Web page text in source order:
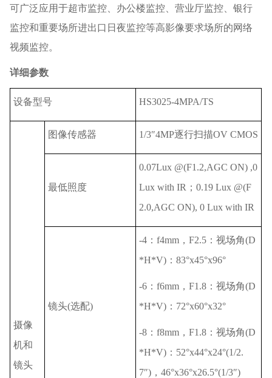
可广泛应用于超市监控、办公楼监控、营业厅监控、银行
监控和重要场所进出口日夜监控等高影像要求场所的网络
视频监控。
详细参数
设备型号 HS3025-4MPA/TS
摄像
机和
镜头
图像传感器 1/3″4MP逐行扫描OV CMOS
最低照度
0.07Lux @(F1.2,AGC ON) ,0
Lux with IR；0.19 Lux @(F
2.0,AGC ON), 0 Lux with IR
镜头(选配)
-4：f4mm，F2.5：视场角(D
*H*V)：83°x45°x96°
-6：f6mm，F1.8：视场角(D
*H*V)：72°x60°x32°
-8：f8mm，F1.8：视场角(D
*H*V)：52°x44°x24°(1/2.
7″)，46°x36°x26.5°(1/3″)